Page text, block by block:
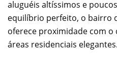
aluguéis altíssimos e
equilíbrio perfeito, o bairro
oferece proximidade com
áreas residenciais elegantes.